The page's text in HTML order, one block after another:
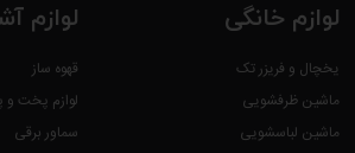
لوازم خانگی
یخچال و فریزر تک
ماشین ظرفشویی
ماشین لباسشویی
لوازم
قهوه ساز
لوازم پخت و
سماور برقی